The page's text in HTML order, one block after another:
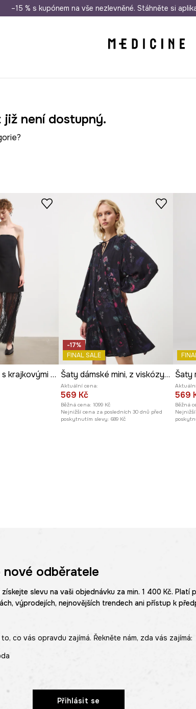
při nákupu nad 1 200 Kč Odeslání i do
–15 % s kupónem na vše nezlevněné. Stáhněte si
není dostupný.
Šaty s krajkou s krajkovými vsadkami
-17%
FINAL SALE
Šaty dámské mini, z viskózy, se vzorem
Aktuální cena:
569 Kč
Běžná cena: 1099 Kč
Nejnižší cena za posledních 30 dnů před
poskytnutím slevy: 689 Kč
569
Běžná
odběratele
slevu na vaši objednávku za min. 1 400 Kč. Platí
výprodejích, nejnovějších trendech ani přístup k
co vás opravdu zajímá. Řekněte nám, zda vás zajímá:
Přihlásit se